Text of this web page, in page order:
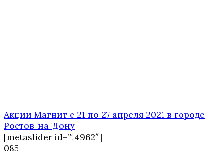
Акции Магнит с 21 по 27 апреля 2021 в городе
Ростов-на-Дону
[metaslider id=”14962″]
085